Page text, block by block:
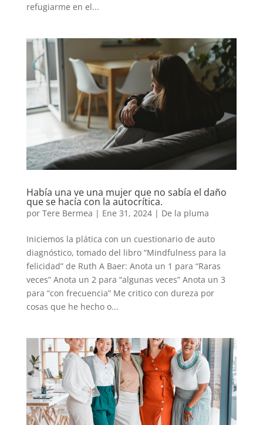
refugiarme en el...
Había una ve una mujer que no sabía el daño
que se hacía con la autocrítica.
por Tere Bermea | Ene 31, 2024| De la pluma
Iniciemos la plática con un cuestionario de auto
diagnóstico, tomado del libro “Mindfulness para la
felicidad” de Ruth A Baer: Anota un 1 para “Raras
veces” Anota un 2 para “algunas veces” Anota un 3
para “con frecuencia” Me critico con dureza por
cosas que he hecho o...